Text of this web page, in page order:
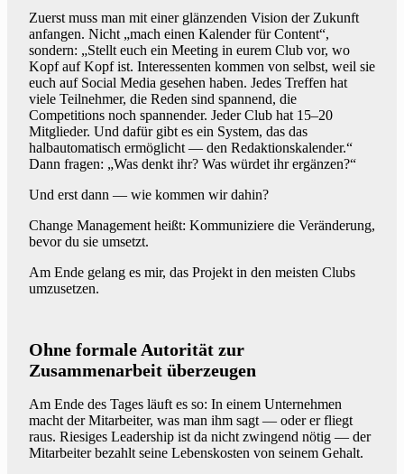
Zuerst muss man mit einer glänzenden Vision der Zukunft
anfangen. Nicht „mach einen Kalender für Content“,
sondern: „Stellt euch ein Meeting in eurem Club vor, wo
Kopf auf Kopf ist. Interessenten kommen von selbst, weil sie
euch auf Social Media gesehen haben. Jedes Treffen hat
viele Teilnehmer, die Reden sind spannend, die
Competitions noch spannender. Jeder Club hat 15–20
Mitglieder. Und dafür gibt es ein System, das das
halbautomatisch ermöglicht — den Redaktionskalender.“
Dann fragen: „Was denkt ihr? Was würdet ihr ergänzen?“
Und erst dann — wie kommen wir dahin?
Change Management heißt: Kommuniziere die Veränderung,
bevor du sie umsetzt.
Am Ende gelang es mir, das Projekt in den meisten Clubs
umzusetzen.
Ohne formale Autorität zur
Zusammenarbeit überzeugen
Am Ende des Tages läuft es so: In einem Unternehmen
macht der Mitarbeiter, was man ihm sagt — oder er fliegt
raus. Riesiges Leadership ist da nicht zwingend nötig — der
Mitarbeiter bezahlt seine Lebenskosten von seinem Gehalt.